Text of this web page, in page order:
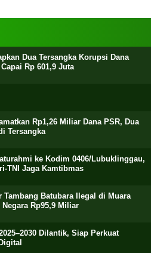
Dua Tersangka Korupsi Dana
Rp 601,9 Juta
Rp1,26 Miliar Dana PSR, Dua
Tersangka
ke Kodim 0406/Lubuklinggau,
TNI Jaga Kamtibmas
Tambang Batubara Ilegal di Muara
Rp95,9 Miliar
Dilantik, Siap Perkuat